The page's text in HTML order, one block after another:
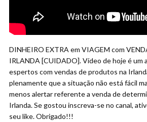
DINHEIRO EXTRA em VIAGEM com
IRLANDA [CUIDADO]. Vídeo de hoje é um
espertos com vendas de produtos na
plenamente que a situação não está fácil
menos alertar referente a venda de
Irlanda. Se gostou inscreva-se no canal,
seu like. Obrigado!!!